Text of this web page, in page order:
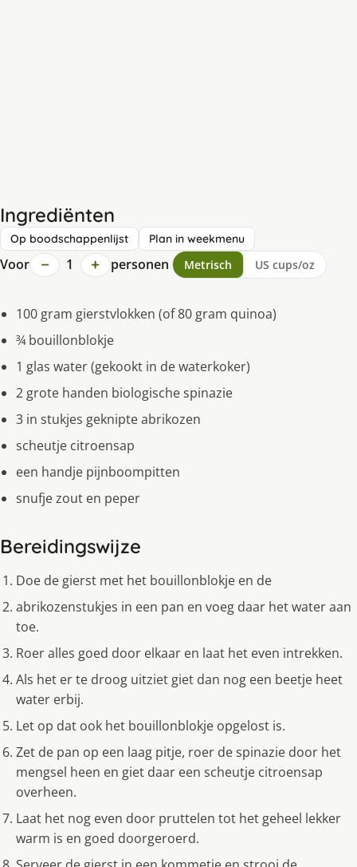
Ingrediënten
Op boodschappenlijst Plan in weekmenu
Voor − 1 + personen Metrisch US cups/oz
100 gram gierstvlokken (of 80 gram quinoa)
¾ bouillonblokje
1 glas water (gekookt in de waterkoker)
2 grote handen biologische spinazie
3 in stukjes geknipte abrikozen
scheutje citroensap
een handje pijnboompitten
snufje zout en peper
Bereidingswijze
Doe de gierst met het bouillonblokje en de
abrikozenstukjes in een pan en voeg daar het water aan
toe.
Roer alles goed door elkaar en laat het even intrekken.
Als het er te droog uitziet giet dan nog een beetje heet
water erbij.
Let op dat ook het bouillonblokje opgelost is.
Zet de pan op een laag pitje, roer de spinazie door het
mengsel heen en giet daar een scheutje citroensap
overheen.
Laat het nog even door pruttelen tot het geheel lekker
warm is en goed doorgeroerd.